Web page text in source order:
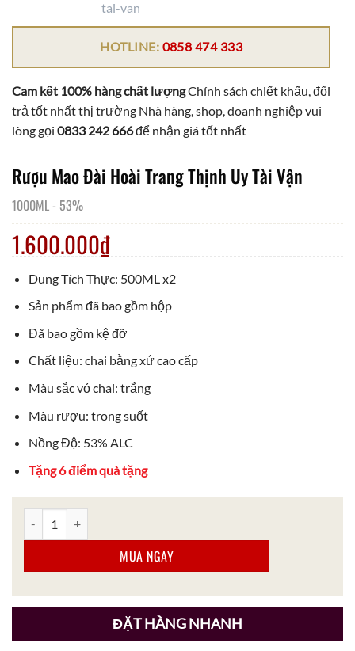
HOTLINE: 0858 474 333
Cam kết 100% hàng chất lượngChính sách chiết khấu, đổi
trả tốt nhất thị trường Nhà hàng, shop, doanh nghiệp vui
lòng gọi 0833 242 666để nhận giá tốt nhất
Rượu Mao Đài Hoài Trang Thịnh Uy Tài Vận
1000ML- 53%
1.600.000₫
Dung Tích Thực: 500ML x2
Sản phẩm đã bao gồm hộp
Đã bao gồm kệ đỡ
Chất liệu: chai bằng xứ cao cấp
Màu sắc vỏ chai: trắng
Màu rượu: trong suốt
Nồng Độ: 53% ALC
Tặng 6 điểm quà tặng
MUA NGAY
ĐẶT HÀNG NHANH